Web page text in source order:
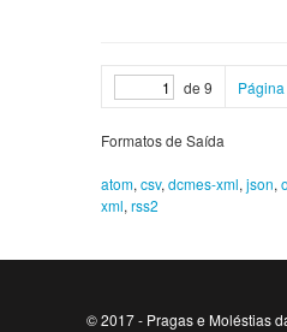
de 9
Formatos de Saída
atom, csv, dcmes-xml, json,
xml, rss2
© 2017 - Pragas e Moléstias